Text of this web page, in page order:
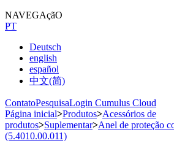
NAVEGAçãO
PT
Deutsch
english
español
中文(简)
ContatoPesquisaLogin Cumulus Cloud
Página inicial>Produtos>Acessórios de
produtos>Suplementar>Anel de proteção
(5.4010.00.011)